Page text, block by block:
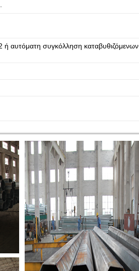
ή αυτόματη συγκόλληση καταβυθιζόμενων